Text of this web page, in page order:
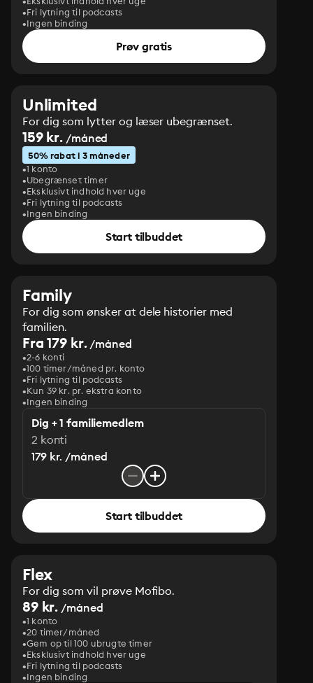
Fri lytning til podcasts
Ingen binding
Prøv gratis
Unlimited
For dig som lytter og læser ubegrænset.
159 kr. /måned
50% rabat i 3 måneder
1 konto
Ubegrænset timer
Eksklusivt indhold hver uge
Fri lytning til podcasts
Ingen binding
Start tilbuddet
Family
For dig som ønsker at dele historier med
familien.
Fra 179 kr./måned
2-6 konti
100 timer/måned pr. konto
Fri lytning til podcasts
Kun 39 kr. pr. ekstra konto
Ingen binding
Dig + 1 familiemedlem
2 konti
179 kr. /måned
Start tilbuddet
Flex
For dig som vil prøve Mofibo.
89 kr. /måned
1 konto
20 timer/måned
Gem op til 100 ubrugte timer
Eksklusivt indhold hver uge
Fri lytning til podcasts
Ingen binding